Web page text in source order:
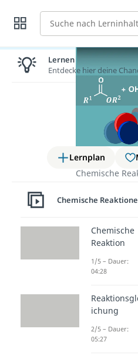
Suche
Lernplan
Chemische
Reaktionen
Wichtige
Eine
Lernen lohnt sich!
Entdecke hier deine
Chemische
Chemische
Reaktion
1/5 – Dauer:
04:28
ichung
2/5 – Dauer:
05:27